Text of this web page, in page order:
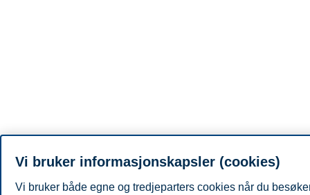
Vi bruker informasjonskapsler (cookies)
Vi bruker både egne og tredjeparters cookies når du